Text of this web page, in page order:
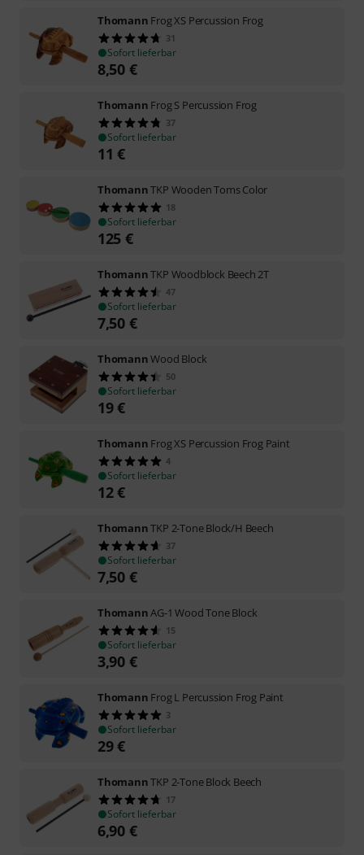
Thomann Frog XS Percussion Frog
31
Sofort lieferbar
8,50 €
Thomann Frog S Percussion Frog
37
Sofort lieferbar
11 €
ThomannTKP Wooden Toms Color
18
Sofort lieferbar
125 €
ThomannTKP Woodblock Beech 2T
47
Sofort lieferbar
7,50 €
ThomannWood Block
50
Sofort lieferbar
19€
Thomann Frog XS Percussion Frog Paint
4
Sofort lieferbar
12€
ThomannTKP 2-Tone Block/H Beech
37
Sofort lieferbar
7,50 €
ThomannAG-1 Wood Tone Block
15
Sofort lieferbar
3,90 €
Thomann Frog L Percussion Frog Paint
3
Sofort lieferbar
29€
ThomannTKP 2-Tone Block Beech
17
Sofort lieferbar
6,90 €